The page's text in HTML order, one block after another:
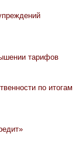
тарифов
по итогам